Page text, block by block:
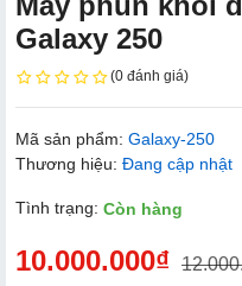
Galaxy 250
(0 đánh giá)
Mã sản phẩm: Galaxy-250
Thương hiệu: Đang cập nhật
Tình trạng: Còn hàng
10.000.000₫